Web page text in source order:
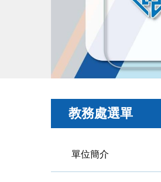
教務處選單
單位簡介